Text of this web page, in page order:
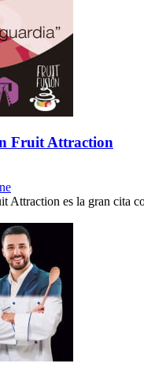
Fruit Attraction
Attraction es la gran cita